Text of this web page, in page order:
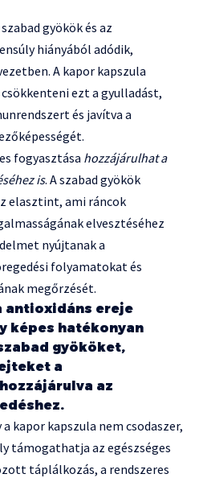
gyökök és az
hiányából adódik,
A kapor kapszula
ezt a gyulladást,
és javítva a
fogyasztása hozzájárulhat a
is. A szabad gyökök
elasztint, ami ráncok
elvesztéséhez
nyújtanak a
folyamatokat és
megőrzését.
antioxidáns ereje
képes hatékonyan
gyököket,
a
az
kapor kapszula nem csodaszer,
támogathatja az egészséges
táplálkozás, a rendszeres